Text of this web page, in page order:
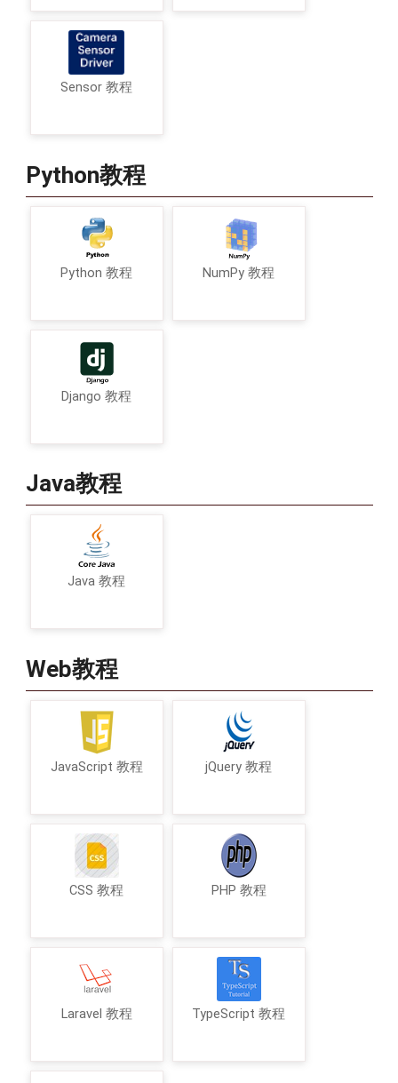
Sensor 教程
Python教程
Python 教程 NumPy 教程
Django 教程
Java教程
Java 教程
Web教程
JavaScript 教程 jQuery 教程
CSS 教程 PHP 教程
Laravel 教程 TypeScript 教程